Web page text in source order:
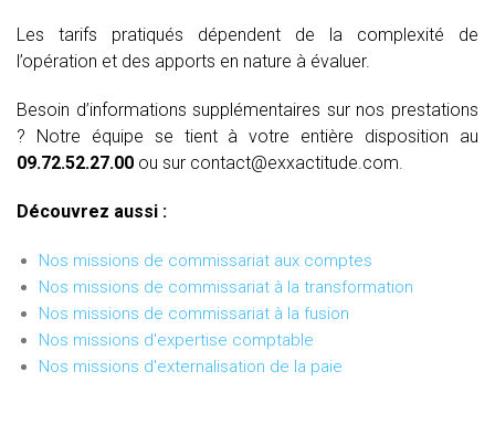
Les tarifs pratiqués dépendent de la complexité de
l’opération et des apports en nature à évaluer.
Besoin d’informations supplémentaires sur nos prestations
? Notre équipe se tient à votre entière disposition au
09.72.52.27.00 ou sur contact@exxactitude.com.
Découvrez aussi :
Nos missions de commissariat aux comptes
Nos missions de commissariat à la transformation
Nos missions de commissariat à la fusion
Nos missions d'expertise comptable
Nos missions d'externalisation de la paie